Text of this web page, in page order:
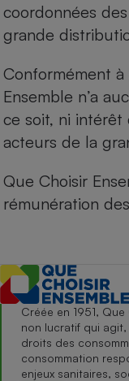
coordonnées
grande
Conformément
Ensemble n’a
ce soit, ni intérêt
acteurs de la
Que Choisir
rémunération
Créée en 1951,
non lucratif qui
droits des
consommation
enjeux sanitaires,